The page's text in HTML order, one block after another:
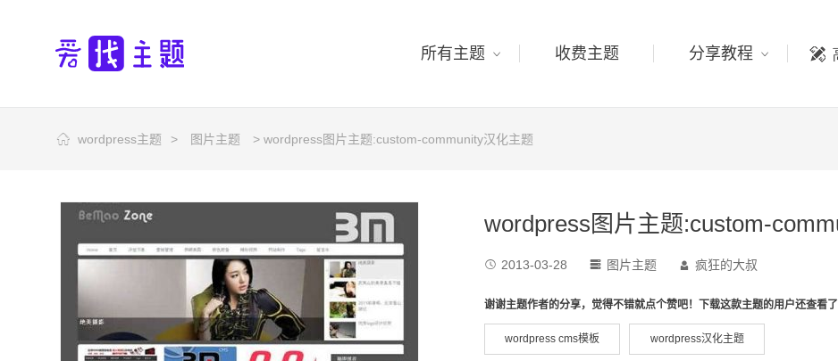
所有主题 收费主题 分享教程
wordpress主题 > 图片主题 > wordpress图片主题:custom-community汉化主题
wordpress图片主题:custom-
 2013-03-28  图片主题  疯狂的大叔
谢谢主题作者的分享，觉得不错就点个赞吧！下载这款主题的用户还查看了
wordpress cms模板 wordpress汉化主题